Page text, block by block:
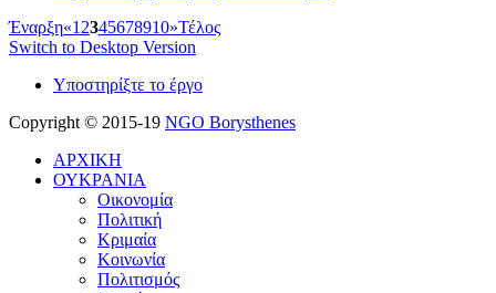
Έναρξη«1 2345678910»Τέλος
Switch to Desktop Version
Υποστηρίξτε το έργο
Copyright © 2015-19 NGO Borysthenes
ΑΡΧΙΚΗ
ΟΥΚΡΑΝΙΑ
Οικονομία
Πολιτική
Κριμαία
Κοινωνία
Πολιτισμός